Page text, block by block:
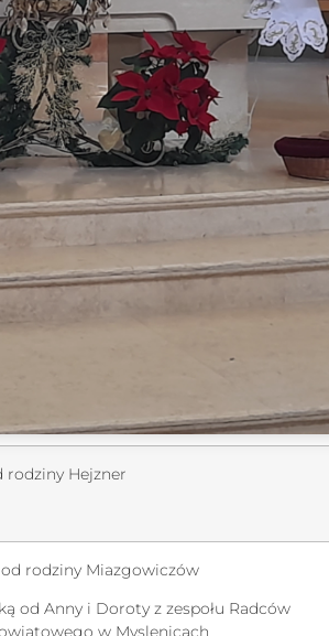
rodziny Hejzner
rodziny Miazgowiczów
od Anny i Doroty z zespołu Radców
w Myslenicach